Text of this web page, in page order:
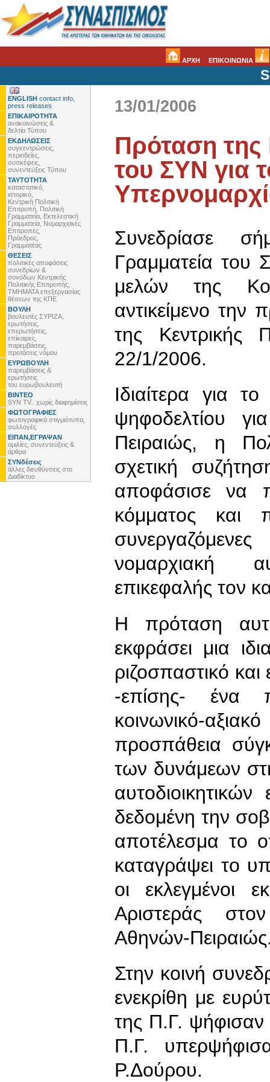
ΑΡΧΗ ΕΠΙΚΟΙΝΩΝΙΑ
ENGLISH contact info,
press releases
ΕΠΙΚΑΙΡΟΤΗΤΑ
ανακοινώσεις &
δελτία Τύπου
ΕΚΔΗΛΩΣΕΙΣ
συγκεντρώσεις,
περιοδείες,
συσκέψεις,
συνεντεύξεις Τύπου
ΤΑΥΤΟΤΗΤΑ
καταστατικό,
ιστορικό,
Κεντρική Πολιτική
Επιτροπή, Πολιτική
Γραμματεία, Εκτελεστική
Γραμματεία, Νομαρχιακές
Επιτροπές,
Πρόεδρος,
Γραμματέας
ΘΕΣΕΙΣ
πολιτικές αποφάσεις
συνεδρίων &
συνόδων Κεντρικής
Πολιτικής Επιτροπής,
ΤΜΗΜΑΤΑ επεξεργασίας
θέσεων της ΚΠΕ
ΒΟΥΛΗ
βουλευτές ΣΥΡΙΖΑ,
ερωτήσεις,
επερωτήσεις,
επίκαιρες,
παρεμβάσεις,
προτάσεις νόμου
ΕΥΡΩΒΟΥΛΗ
παρεμβάσεις &
ερωτήσεις
του ευρωβουλευτή
ΒΙΝΤΕΟ
SYN TV.. χωρίς διαφημίσεις
ΦΩΤΟΓΡΑΦΙΕΣ
φωτογραφικά στιγμιότυπα,
συλλογές
ΕΙΠΑΝ,ΕΓΡΑΨΑΝ
ομιλίες, συνεντεύξεις &
άρθρα
ΣΥΝδέσεις
άλλες διευθύνσεις στο
Διαδίκτυο
13/01/2006
Πρόταση της
του ΣΥΝ για
Συνεδρίασε
Γραμματεία του
μελών της
αντικείμενο την
της Κεντρικής
22/1/2006.
Ιδιαίτερα για
ψηφοδελτίου
Πειραιώς, η
σχετική
αποφάσισε να
κόμματος και
νομαρχιακή
επικεφαλής τον
Η πρόταση
εκφράσει μια
ριζοσπαστικό
-επίσης- ένα
κοινωνικό-
προσπάθεια
των δυνάμεων
δεδομένη την
αποτέλεσμα το
καταγράψει το
οι εκλεγμένοι
Αριστεράς
Αθηνών-
Στην κοινή
ενεκρίθη με
της Π.Γ. ψήφισαν
Π.Γ.
Ρ.Δούρου.